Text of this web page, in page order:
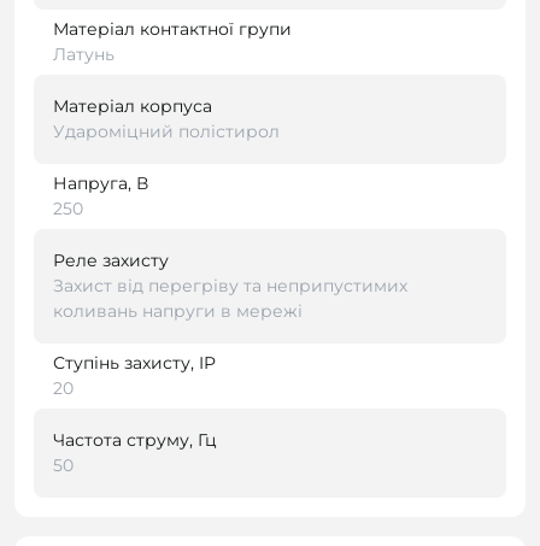
Матеріал контактної групи
Латунь
Матеріал корпуса
Удароміцний полістирол
Напруга, В
250
Реле захисту
Захист від перегріву та неприпустимих
коливань напруги в мережі
Ступінь захисту, IP
20
Частота струму, Гц
50